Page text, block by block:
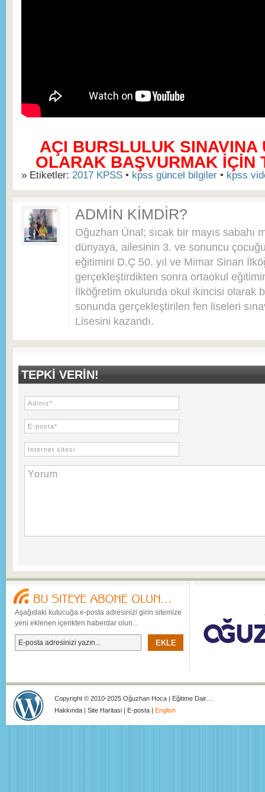
AÇI BURSLULUK SINAVINA
OLARAK BAŞVURMAK İÇİN
» Etiketler: 2017 KPSS • kpss güncel bilgiler • kpss
ADMIN KIMDIR?
Oğuzhan Ünal; sıcak bir mayıs sabahı
dünyaya, ailesinin 3. ve sonuncu
eğitimini D.Ç 50. yıl ve Mimar Sinan
gerçekleştirdikten sonra ortaokul
İlköğretim okulunda okul ikincisi olarak
sonunda gerçekleştirilen fen liseleri
Lisesini kazandı.
TEPKI VERIN!
Aşağıdaki kutucuğa e-posta adresinizi girin sitemize
yeni eklenen içerikten haberdar olun...
Copyright © 2010-2025 Oğuzhan Hoca | Eğitime Dair…
Hakkında | Site Haritasi | E-posta | English